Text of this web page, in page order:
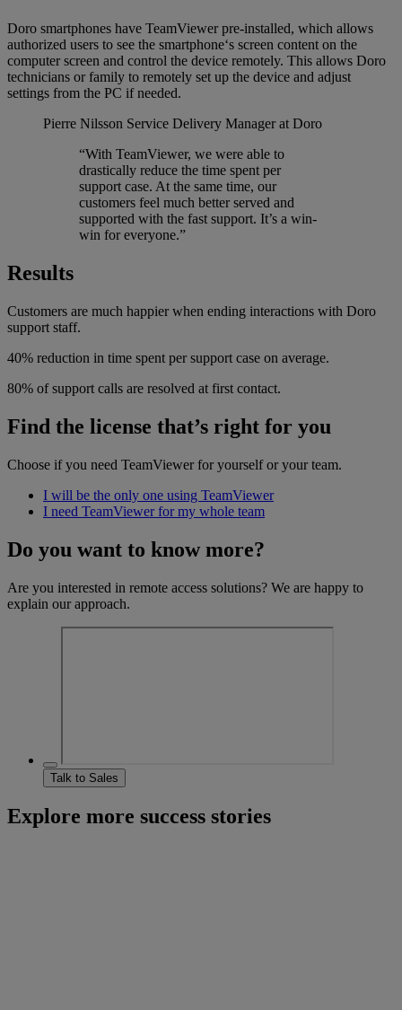
Doro smartphones have TeamViewer pre-installed, which allows
authorized users to see the smartphone‘s screen content on the
computer screen and control the device remotely. This allows Doro
technicians or family to remotely set up the device and adjust
settings from the PC if needed.
Pierre Nilsson Service Delivery Manager at Doro
“With TeamViewer, we were able to
drastically reduce the time spent per
support case. At the same time, our
customers feel much better served and
supported with the fast support. It’s a win-
win for everyone.”
Results
Customers are much happier when ending interactions with Doro
support staff.
40% reduction in time spent per support case on average.
80% of support calls are resolved at first contact.
Find the license that’s right for you
Choose if you need TeamViewer for yourself or your team.
I will be the only one using TeamViewer
I need TeamViewer for my whole team
Do you want to know more?
Are you interested in remote access solutions? We are happy to
explain our approach.
Talk to Sales
Explore more success stories